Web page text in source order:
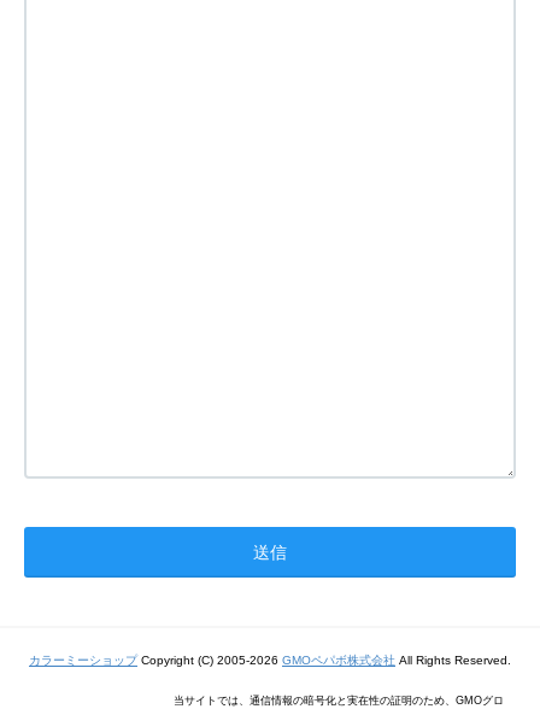
カラーミーショップCopyright (C) 2005-2026 GMOペパボ株式会社 All Rights Reserved.
当サイトでは、通信情報の暗号化と実在性の証明のため、GMOグロ